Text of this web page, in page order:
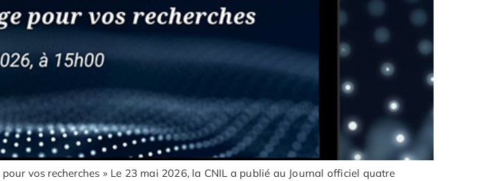
vos recherches » Le 23 mai 2026, la CNIL a publié au Journal officiel quatre